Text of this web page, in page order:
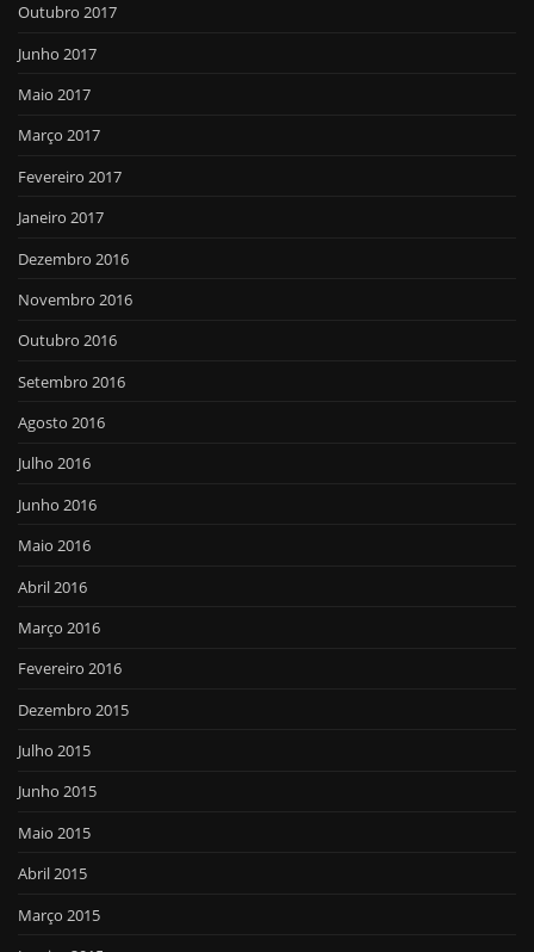
Outubro 2017
Junho 2017
Maio 2017
Março 2017
Fevereiro 2017
Janeiro 2017
Dezembro 2016
Novembro 2016
Outubro 2016
Setembro 2016
Agosto 2016
Julho 2016
Junho 2016
Maio 2016
Abril 2016
Março 2016
Fevereiro 2016
Dezembro 2015
Julho 2015
Junho 2015
Maio 2015
Abril 2015
Março 2015